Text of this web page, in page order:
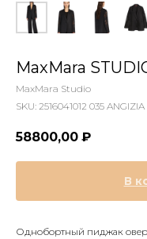
MaxMara
MaxMara Studio
SKU: 2516041012 035 ANGIZIA
58800,00 ₽
В
Однобортный пиджак